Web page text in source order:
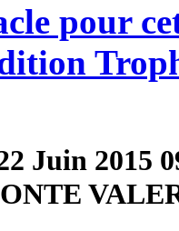
pour
Juin 2015